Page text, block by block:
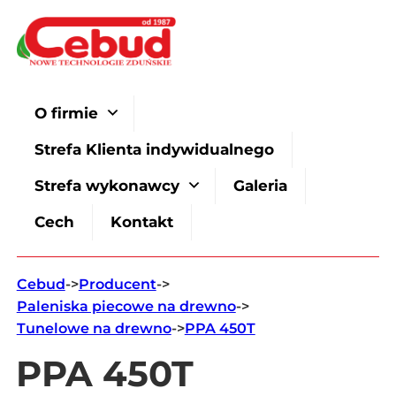
O firmie
Strefa Klienta indywidualnego
Strefa wykonawcy Galeria
Cech Kontakt
Cebud->Producent->
Paleniska piecowe na drewno->
Tunelowe na drewno->PPA 450T
PPA 450T